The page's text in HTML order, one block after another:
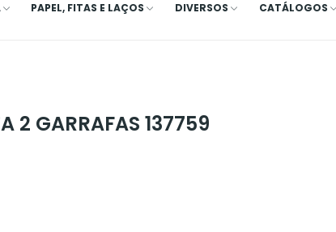
PAPEL, FITAS E LAÇOS DIVERSOS CATÁLOGOS
2 GARRAFAS 137759